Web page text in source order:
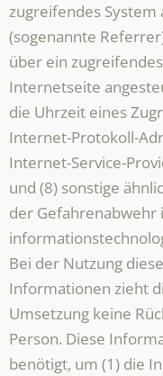
zugreifendes
(sogenannte
über ein
Internetseite
die Uhrzeit eines
Internet-Protokoll-
Internet-Service-
und (8) sonstige
der Gefahrenabwehr
Bei der Nutzung
Informationen zieht
Umsetzung keine
Person. Diese
benötigt, um (1) die